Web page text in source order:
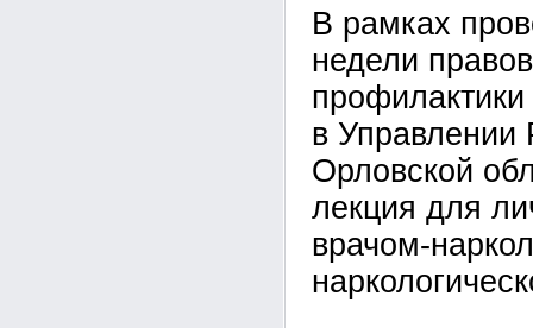
В рамках
недели
в Управлении
Орловской
лекция для
врачом-